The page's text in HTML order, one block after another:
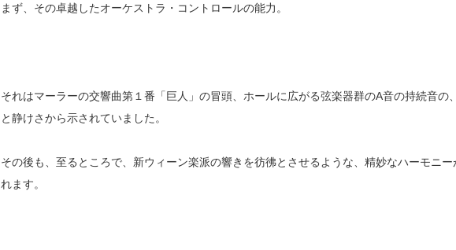
まず、その卓越したオーケストラ・コントロールの能力。
それはマーラーの交響曲第１番「巨人」の冒頭、ホールに広がる弦楽器群のA音の持続音の
と静けさから示されていました。
その後も、至るところで、新ウィーン楽派の響きを彷彿とさせるような、精妙なハーモニー
れます。